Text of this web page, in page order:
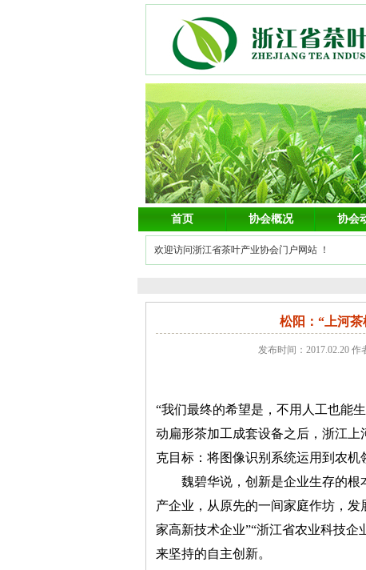
首页 协会概况 协会
欢迎访问浙江省茶叶产业协会门户网站 ！
松阳：“上河
发布时间：2017.02.20
“我们最终的希望是，不用人工也能
动扁形茶加工成套设备之后，浙江
克目标：将图像识别系统运用到农机
魏碧华说，创新是企业生存的根
产企业，从原先的一间家庭作坊，
家高新技术企业”“浙江省农业科技企
来坚持的自主创新。